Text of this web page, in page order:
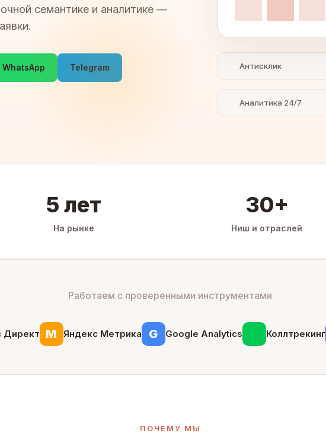
семантике и аналитике —
WhatsApp Telegram Антисклик
Аналитика 24/7
5 лет
На рынке
30+
Ниш и отраслей
Работаем с проверенными инструментами
Директ М Яндекс Метрика G Google Analytics Коллтрекинг
ПОЧЕМУ МЫ